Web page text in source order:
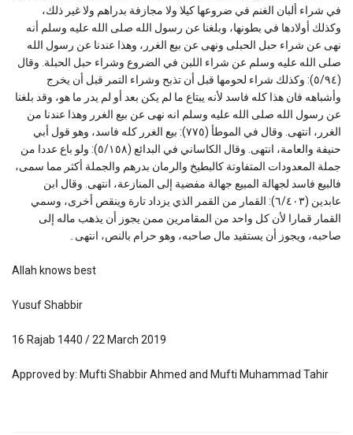
في شراء ألبان الغنم في ضروعها كيلا ولا مجازفة بدراهم ولا غير ذلك،
وكذلك أولادها في بطونها، وبلغنا عن رسول الله صلى الله عليه وسلم أنه
نهى عن شراء حبل الحبلى ونهى عن بيع الغرر، وهذا عندنا عن رسول الله
صلى الله عليه وسلم عن شراء اللبن في الضروع وشراء حبل الحبلة. وقال
(٥/٩٤): وكذلك شراء لحومها قبل أن تذبح وشراء التمر قبل أن يخرج
وأشباهه فان هذا كله فاسد لأنه يبتاع ما لم يكن بعد أو لم يدر ما هو، وقد بلغنا
عن رسول الله صلى الله عليه وسلم انه نهى عن بيع الغرر وهذا عندنا من
الغرر، انتهى. وقال في الموطأ (٧٧٥): بيع الغرر كله فاسد، وهو قول أبي
حنيفة والعامة، انتهى. وقال الكاساني في البدائع (٥/١٥٨): ولو باع عددا من
جملة المعدودات المتفاوتة كالبطيخ والرمان بدرهم والجملة أكثر مما سمى،
فالبيع فاسد لجهالة المبيع جهالة مفضية إلى المنازعة، انتهى. وقال ابن
عابدين (٦/٤٠٣): القمار من القمر الذي يزداد تارة وينقص أخرى، وسمي
القمار قمارا لأن كل واحد من المقامرين ممن يجوز أن يذهب ماله إلى
صاحبه، ويجوز أن يستفيد مال صاحبه، وهو حرام بالنص، انتهى۔
Allah knows best
Yusuf Shabbir
16 Rajab 1440 / 22 March 2019
Approved by: Mufti Shabbir Ahmed and Mufti Muhammad Tahir